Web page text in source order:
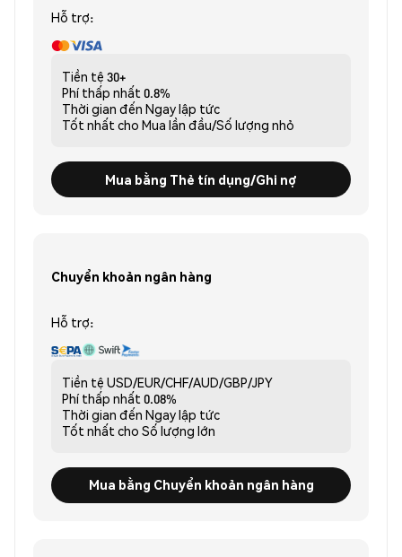
Hỗ trợ:
Tiền tệ 30+
Phí thấp nhất 0.8%
Thời gian đến Ngay lập tức
Tốt nhất cho Mua lần đầu/Số lượng nhỏ
Mua bằng Thẻ tín dụng/Ghi nợ
Chuyển khoản ngân hàng
Hỗ trợ:
Tiền tệ USD/EUR/CHF/AUD/GBP/JPY
Phí thấp nhất 0.08%
Thời gian đến Ngay lập tức
Tốt nhất cho Số lượng lớn
Mua bằng Chuyển khoản ngân hàng